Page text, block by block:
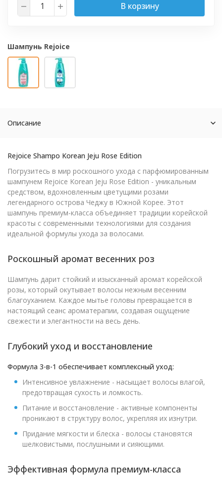
В корзину
Шампунь Rejoice
Описание
Rejoice Shampo Korean Jeju Rose Edition
Погрузитесь в мир роскошного ухода с парфюмированным
шампунем Rejoice Korean Jeju Rose Edition - уникальным
средством, вдохновленным цветущими розами
легендарного острова Чеджу в Южной Корее. Этот
шампунь премиум-класса объединяет традиции корейской
красоты с современными технологиями для создания
идеальной формулы ухода за волосами.
Роскошный аромат весенних роз
Шампунь дарит стойкий и изысканный аромат корейской
розы, который окутывает волосы нежным весенним
благоуханием. Каждое мытье головы превращается в
настоящий сеанс ароматерапии, создавая ощущение
свежести и элегантности на весь день.
Глубокий уход и восстановление
Формула 3-в-1 обеспечивает комплексный уход:
Интенсивное увлажнение - насыщает волосы влагой,
предотвращая сухость и ломкость.
Питание и восстановление - активные компоненты
проникают в структуру волос, укрепляя их изнутри.
Придание мягкости и блеска - волосы становятся
шелковистыми, послушными и сияющими.
Эффективная формула премиум-класса